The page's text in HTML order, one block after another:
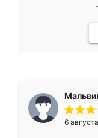
6